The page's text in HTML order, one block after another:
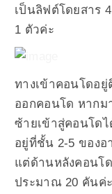
เป็นลิฟต์โดยสาร
1 ตัวค่ะ
ทางเข้าคอนโดอ
ออกคอนโด หากม
ซ้ายเข้าสู่คอนโด
อยู่ที่ชั้น 2-5 ของอ
แต่ด้านหลังคอนโ
ประมาณ 20 คันค่ะ